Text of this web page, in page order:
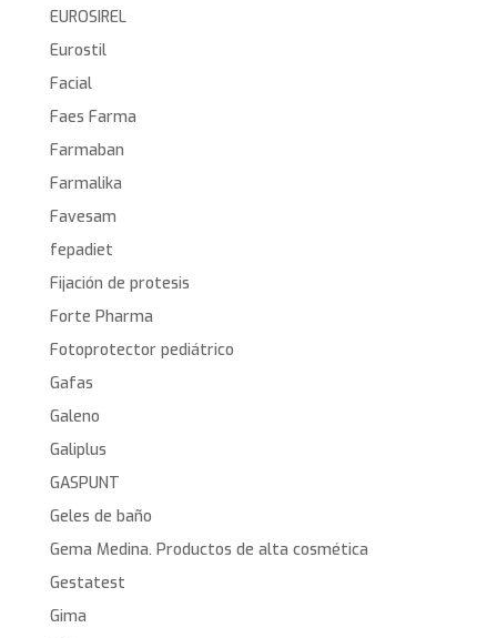
EUROSIREL
Eurostil
Facial
Faes Farma
Farmaban
Farmalika
Favesam
fepadiet
Fijación de protesis
Forte Pharma
Fotoprotector pediátrico
Gafas
Galeno
Galiplus
GASPUNT
Geles de baño
Gema Medina. Productos de alta cosmética
Gestatest
Gima